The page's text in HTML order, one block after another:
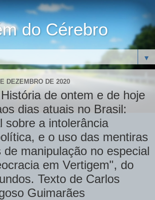
do Cérebro
▼
DEZEMBRO DE 2020
de ontem e de hoje
dias atuais no Brasil:
sobre a intolerância
e o uso das mentiras
de manipulação no especial
em Vertigem", do
Texto de Carlos
Guimarães